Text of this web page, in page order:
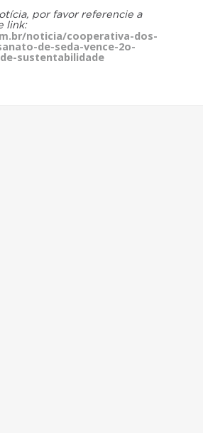
por favor referencie a
link:
noticia/cooperativa-dos-
de-seda-vence-2o-
sustentabilidade